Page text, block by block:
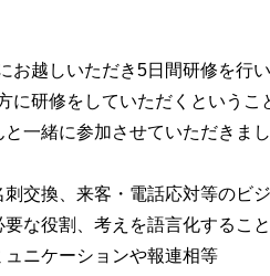
お越しいただき5日間研修を行
に研修をしていただくという
一緒に参加させていただきま
交換、来客・電話応対等のビ
な役割、考えを語言化するこ
ニケーションや報連相等